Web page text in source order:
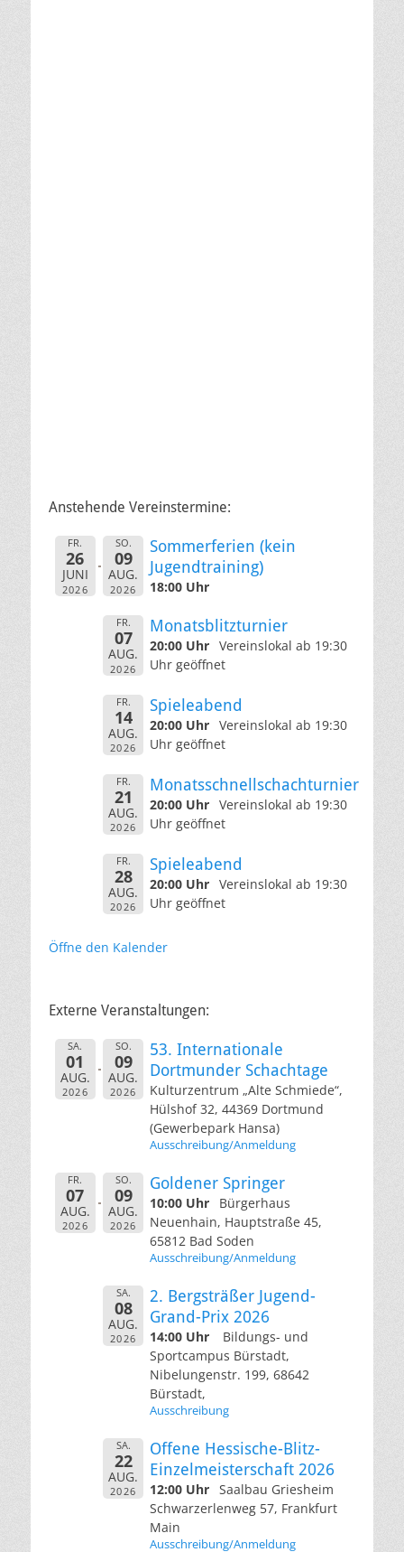
Anstehende Vereinstermine:
FR.
26
JUNI
2026
SO.
09
AUG.
2026
Sommerferien (kein
Jugendtraining)
18:00 Uhr
FR.
07
AUG.
2026
Monatsblitzturnier
20:00 Uhr Vereinslokal ab 19:30
Uhr geöffnet
FR.
14
AUG.
2026
Spieleabend
20:00 Uhr Vereinslokal ab 19:30
Uhr geöffnet
FR.
21
AUG.
2026
Monatsschnellschachturnier
20:00 Uhr Vereinslokal ab 19:30
Uhr geöffnet
FR.
28
AUG.
2026
Spieleabend
20:00 Uhr Vereinslokal ab 19:30
Uhr geöffnet
Öffne den Kalender
Externe Veranstaltungen:
SA.
01
AUG.
2026
SO.
09
AUG.
2026
53. Internationale
Dortmunder Schachtage
Kulturzentrum „Alte Schmiede“,
Hülshof 32, 44369 Dortmund
(Gewerbepark Hansa)
Ausschreibung/Anmeldung
FR.
07
AUG.
2026
SO.
09
AUG.
2026
Goldener Springer
10:00 Uhr
Bürgerhaus
Neuenhain, Hauptstraße 45,
65812 Bad Soden
Ausschreibung/Anmeldung
SA.
08
AUG.
2026
2. Bergsträßer Jugend-
Grand-Prix 2026
14:00 Uhr
Bildungs- und
Sportcampus Bürstadt,
Nibelungenstr. 199, 68642
Bürstadt,
Ausschreibung
SA.
22
AUG.
2026
Offene Hessische-Blitz-
Einzelmeisterschaft 2026
12:00 Uhr Saalbau Griesheim
Schwarzerlenweg 57, Frankfurt
Main
Ausschreibung/Anmeldung